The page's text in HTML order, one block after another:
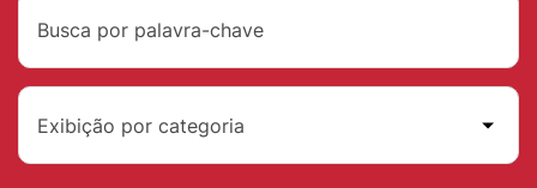
Exibição por categoria